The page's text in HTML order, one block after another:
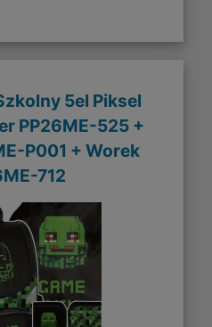
5el Piksel
PP26ME-525 +
P001 + Worek
712